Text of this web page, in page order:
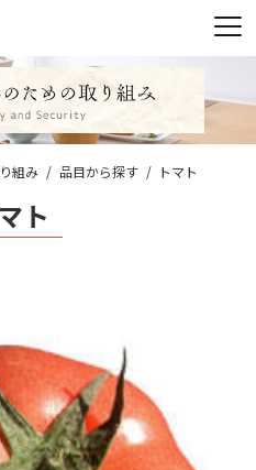
組み 品目から探す トマト
ト